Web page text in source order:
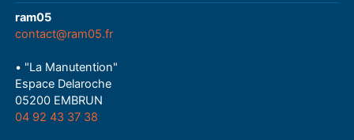
ram05
contact@ram05.fr
• "La Manutention"
Espace Delaroche
05200 EMBRUN
04 92 43 37 38